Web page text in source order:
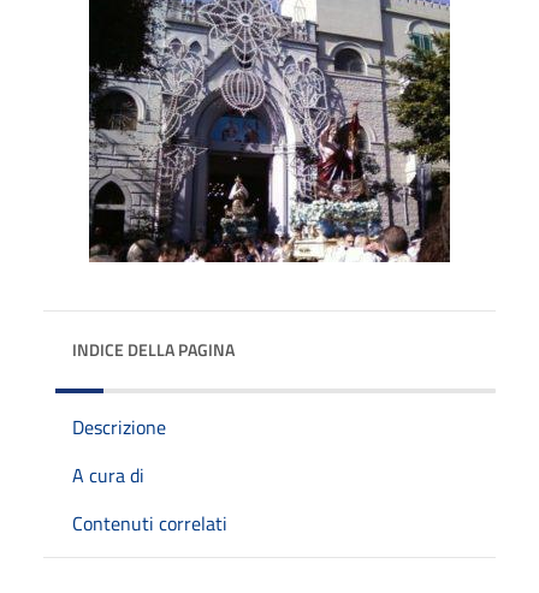
INDICE DELLA PAGINA
Descrizione
A cura di
Contenuti correlati